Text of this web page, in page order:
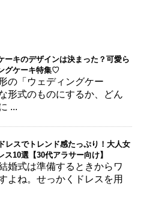
ーキのデザインは決まった？可愛ら
グケーキ特集♡
の「ウェディングケー
形式のものにするか、どん
...
レスでトレンド感たっぷり！大人女
ス10選【30代アラサー向け】
婚式は準備するときからワ
よね。せっかくドレスを用